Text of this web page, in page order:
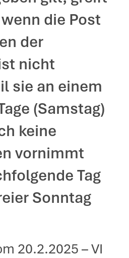
die Post
der
nicht
sie an einem
(Samstag)
keine
vornimmt
Tag
Sonntag
20.2.2025 – VI